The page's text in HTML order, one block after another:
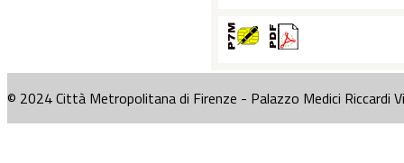
© 2024 Città Metropolitana di Firenze - Palazzo Medici Riccardi